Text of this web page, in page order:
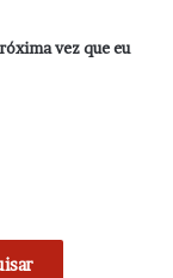
vez que eu